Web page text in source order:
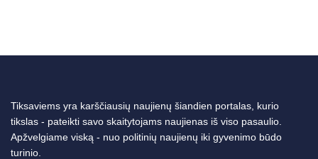
Tiksaviems yra karščiausių naujienų šiandien portalas, kurio
tikslas - pateikti savo skaitytojams naujienas iš viso pasaulio.
Apžvelgiame viską - nuo politinių naujienų iki gyvenimo būdo
turinio.